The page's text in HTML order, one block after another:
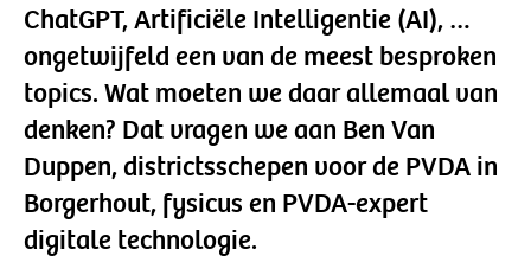
ChatGPT, Artificiële Intelligentie (AI), …
ongetwijfeld een van de meest besproken
topics. Wat moeten we daar allemaal van
denken? Dat vragen we aan Ben Van
Duppen, districtsschepen voor de PVDA in
Borgerhout, fysicus en PVDA-expert
digitale technologie.